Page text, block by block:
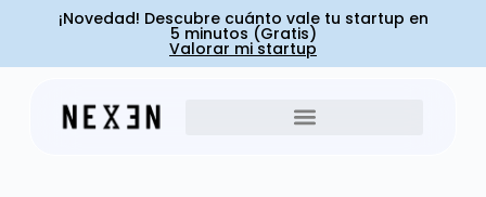
¡Novedad! Descubre cuánto vale tu startup en
5 minutos (Gratis)
Valorar mi startup